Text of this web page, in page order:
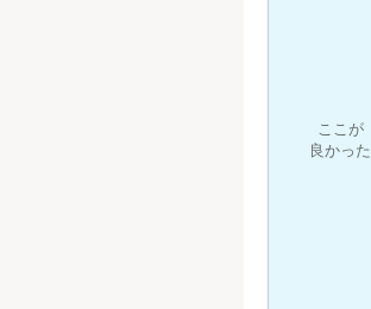
ここが
良かった